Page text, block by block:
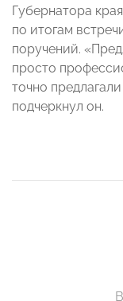
Губернатора
по итогам
поручений.
просто
точно
подчеркнул он.